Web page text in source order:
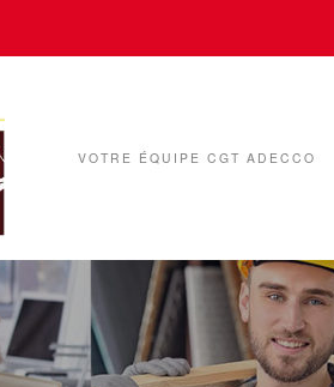
VOTRE ÉQUIPE CGT ADECCO